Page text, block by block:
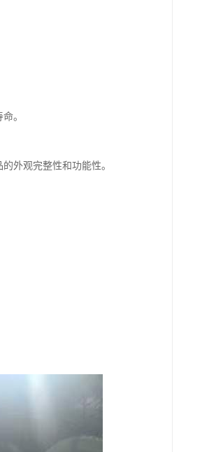
。
外观完整性和功能性。